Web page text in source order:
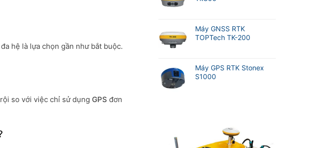
đa hệ là lựa chọn gần như bắt buộc.
so với việc chỉ sử dụng GPS đơn
Máy GNSS RTK
TOPTech TK-200
Máy GPS RTK Stonex
S1000